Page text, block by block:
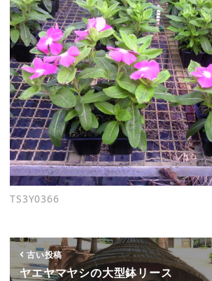
TS3Y0366
古い投稿
ヤエヤマヤシの大型鉢リース